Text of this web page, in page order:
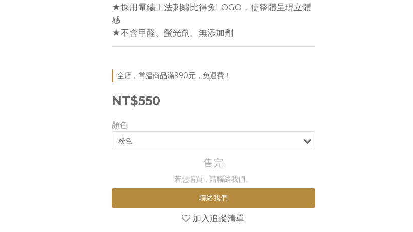
★採用電繡工法刺繡比得兔LOGO，使整體呈現立體
感
★不含甲醛、螢光劑、無添加劑
全店，常溫商品滿990元，免運費！
NT$550
顏色
售完
若想購買，請聯絡我們。
聯絡我們
加入追蹤清單